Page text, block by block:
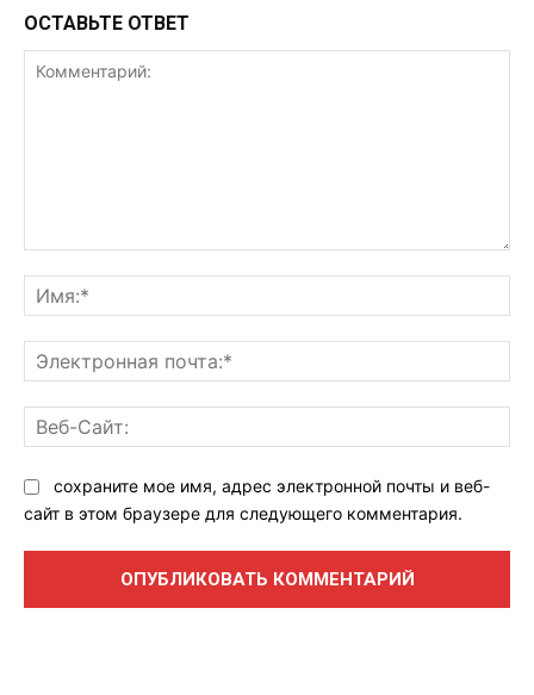
ОСТАВЬТЕ ОТВЕТ
сохраните мое имя, адрес электронной почты и веб-
сайт в этом браузере для следующего комментария.